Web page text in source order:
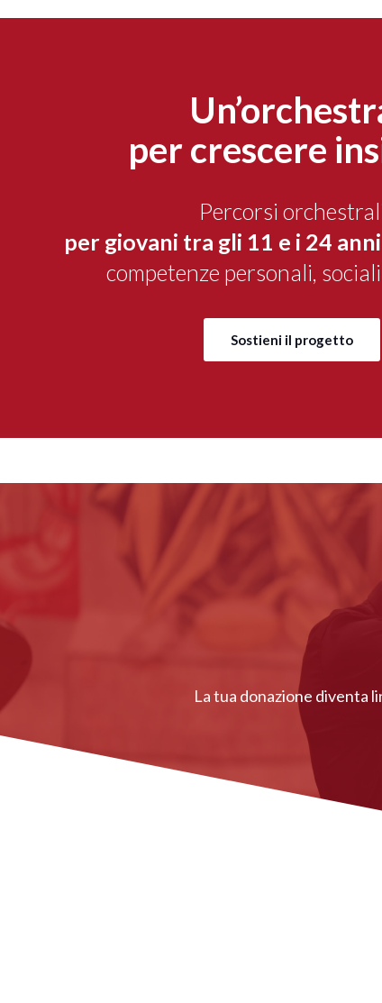
per crescere
Percorsi
per giovani tra gli 11 e i 24 anni
competenze personali,
Sostieni il progetto
La tua donazione diventa